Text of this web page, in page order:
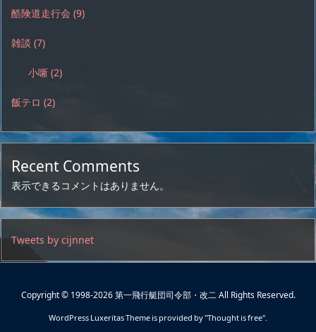
酷険道走行会 (9)
雑談 (7)
小噺(2)
飯テロ (2)
Recent Comments
表示できるコメントはありません。
Tweets by cijnnet
Copyright © 1998-2026第一飛行艇団司令部・改二All Rights Reserved.
WordPress Luxeritas Theme is provided by "Thought is free".